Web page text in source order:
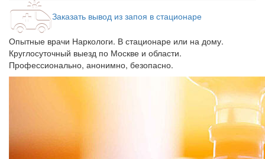
Заказать вывод из запоя в стационаре
Опытные врачи Наркологи. В стационаре или на дому.
Круглосуточный выезд по Москве и области.
Профессионально, анонимно, безопасно.